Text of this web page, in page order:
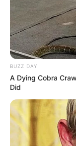
BUZZ DAY
A Dying Cobra
Did